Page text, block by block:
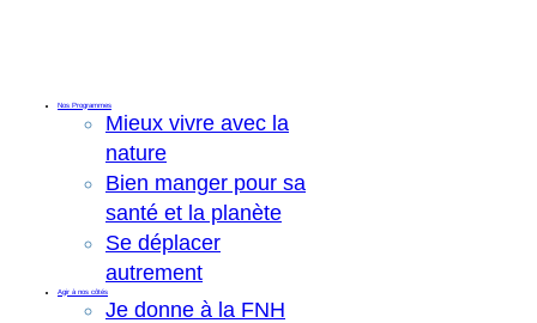
Nos Programmes
Mieux vivre avec la
nature
Bien manger pour sa
santé et la planète
Se déplacer
autrement
Agir à nos côtés
Je donne à la FNH